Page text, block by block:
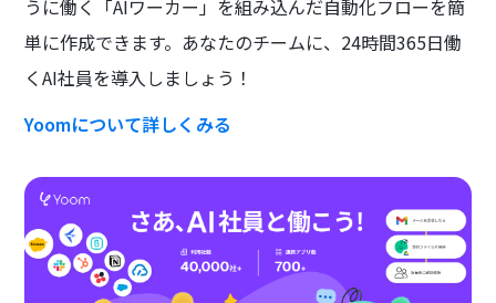
うに働く「AIワーカー」を組み込んだ自動化フローを簡
単に作成できます。あなたのチームに、24時間365日働
くAI社員を導入しましょう！
Yoomについて詳しくみる